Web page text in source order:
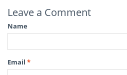
Leave a Comment
Name
Email *